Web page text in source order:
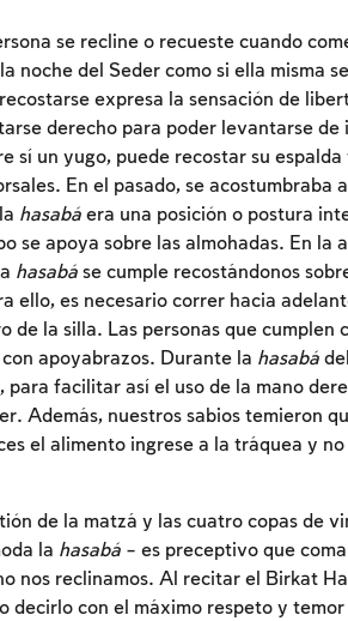
se recline o recueste cuando
noche del Seder como si ella misma
expresa la sensación de
derecho para poder levantarse de
sí un yugo, puede recostar su
En el pasado, se acostumbraba
hasabá era una posición o postura
se apoya sobre las almohadas. En la
hasabáse cumple recostándonos
ello, es necesario correr hacia
de la silla. Las personas que cumplen
apoyabrazos. Durante la hasabá
facilitar así el uso de la mano
Además, nuestros sabios temieron
el alimento ingrese a la tráquea y
de la matzá y las cuatro copas de
la hasabá– es preceptivo que coma
nos reclinamos. Al recitar el Birkat
decirlo con el máximo respeto y
requerida
debe conectarse a su
Conectarse